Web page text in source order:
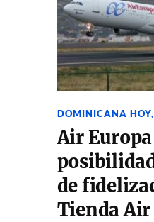
DOMINICANA HOY,
Air
de
Tienda Air